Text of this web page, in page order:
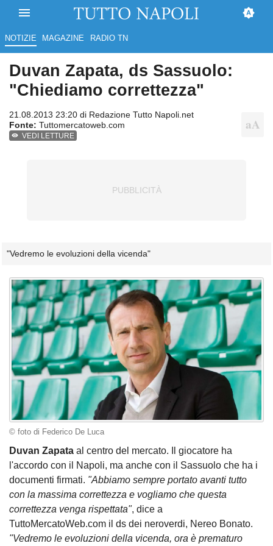
NOTIZIE MAGAZINE RADIO TN
Duvan Zapata, ds Sassuolo:
"Chiediamo correttezza"
21.08.2013 23:20 di Redazione Tutto Napoli.net
Fonte: Tuttomercatoweb.com
VEDI LETTURE
"Vedremo le evoluzioni della vicenda"
© foto di Federico De Luca
Duvan Zapata al centro del mercato. Il giocatore ha
l'accordo con il Napoli, ma anche con il Sassuolo che ha i
documenti firmati. "Abbiamo sempre portato avanti tutto
con la massima correttezza e vogliamo che questa
correttezza venga rispettata", dice a
TuttoMercatoWeb.com il ds dei neroverdi, Nereo Bonato.
"Vedremo le evoluzioni della vicenda, ora è prematuro